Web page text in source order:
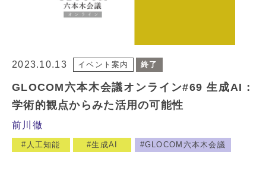
2023.10.13 イベント案内 終了
GLOCOM六本木会議オンライン#69 生成AI：
学術的観点からみた活用の可能性
前川徹
人工知能 生成AI GLOCOM六本木会議